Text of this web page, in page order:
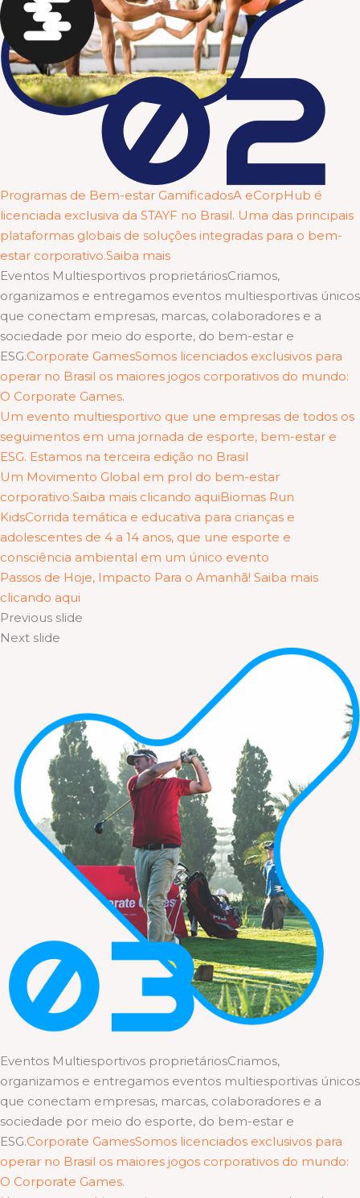
Programas de Bem-estar GamificadosA eCorpHub é
licenciada exclusiva da STAYF no Brasil. Uma das principais
plataformas globais de soluções integradas para o bem-
estar corporativo.Saiba mais
Eventos Multiesportivos proprietáriosCriamos,
organizamos e entregamos eventos multiesportivas únicos
que conectam empresas, marcas, colaboradores e a
sociedade por meio do esporte, do bem-estar e
ESG.Corporate GamesSomos licenciados exclusivos para
operar no Brasil os maiores jogos corporativos do mundo:
O Corporate Games.
Um evento multiesportivo que une empresas de todos os
seguimentos em uma jornada de esporte, bem-estar e
ESG. Estamos na terceira edição no Brasil
Um Movimento Global em prol do bem-estar
corporativo.Saiba mais clicando aquiBiomas Run
KidsCorrida temática e educativa para crianças e
adolescentes de 4 a 14 anos, que une esporte e
consciência ambiental em um único evento
Passos de Hoje, Impacto Para o Amanhã! Saiba mais
clicando aqui
Previous slide
Next slide
Eventos Multiesportivos proprietáriosCriamos,
organizamos e entregamos eventos multiesportivas únicos
que conectam empresas, marcas, colaboradores e a
sociedade por meio do esporte, do bem-estar e
ESG.Corporate GamesSomos licenciados exclusivos para
operar no Brasil os maiores jogos corporativos do mundo:
O Corporate Games.